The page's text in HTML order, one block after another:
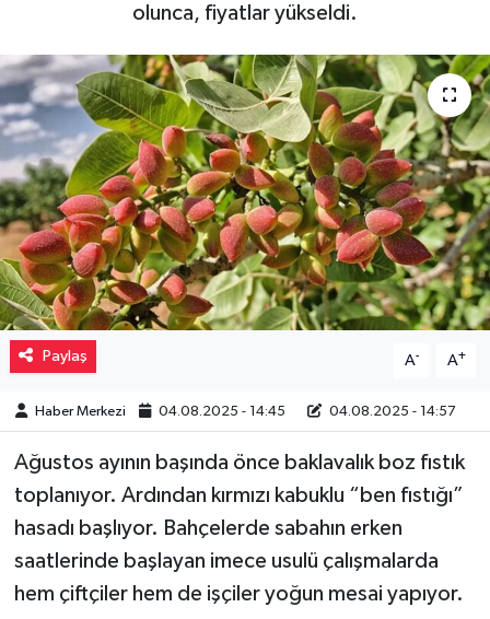
olunca, fiyatlar yükseldi.
Paylaş A- A+
Haber Merkezi 04.08.2025 - 14:45 04.08.2025 - 14:57
Ağustos ayının başında önce baklavalık boz fıstık
toplanıyor. Ardından kırmızı kabuklu “ben fıstığı”
hasadı başlıyor. Bahçelerde sabahın erken
saatlerinde başlayan imece usulü çalışmalarda
hem çiftçiler hem de işçiler yoğun mesai yapıyor.
Kültür Sanat
Magazin
Müzik
Piyasa
Resmi İlanlar
Sağlık
Spor
Teknoloji